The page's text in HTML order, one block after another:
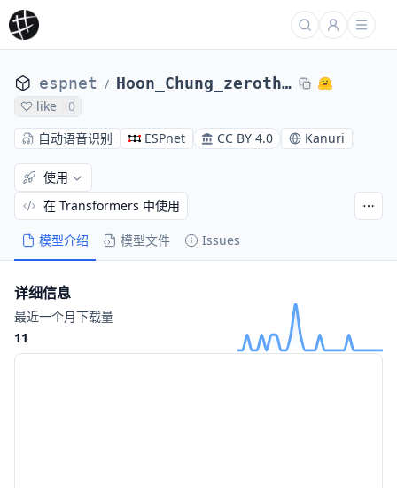
espnet / Hoon_Chung_zeroth_korean_asr_train_asr_transformer5_raw_bpe_valid.acc.ave
like
0
自动语音识别
ESPnet CC BY 4.0 Kanuri
模型介绍 模型文件 Issues
使用
在 Transformers 中使用
详细信息
最近一个月下载量
11